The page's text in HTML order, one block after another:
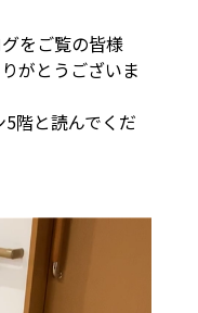
グをご覧の皆様
がとうございま
階と読んでくだ